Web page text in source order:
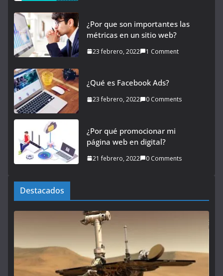
¿Por que son importantes las
métricas en un sitio web?
23 febrero, 2022 1 Comment
¿Qué es Facebook Ads?
23 febrero, 2022 0 Comments
¿Por qué promocionar mi
página web en digital?
21 febrero, 2022 0 Comments
Destacados